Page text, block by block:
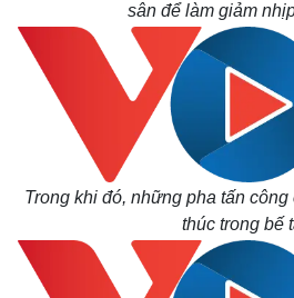
sân để làm giảm
Trong khi đó, những pha tấn
thúc trong bế